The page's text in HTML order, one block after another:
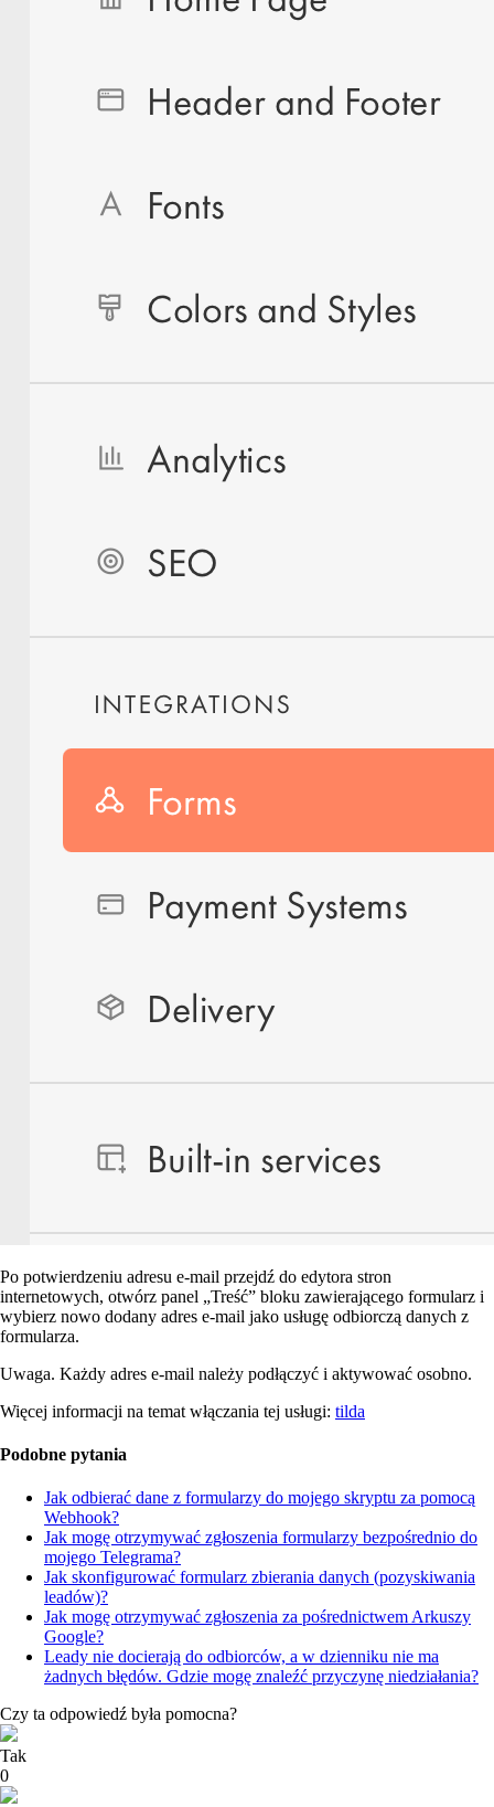
Po potwierdzeniu adresu e-mail przejdź do edytora stron
internetowych, otwórz panel „Treść” bloku zawierającego formularz i
wybierz nowo dodany adres e-mail jako usługę odbiorczą danych z
formularza.
Uwaga. Każdy adres e-mail należy podłączyć i aktywować osobno.
Więcej informacji na temat włączania tej usługi: tilda
Podobne pytania
Jak odbierać dane z formularzy do mojego skryptu za pomocą
Webhook?
Jak mogę otrzymywać zgłoszenia formularzy bezpośrednio do
mojego Telegrama?
Jak skonfigurować formularz zbierania danych (pozyskiwania
leadów)?
Jak mogę otrzymywać zgłoszenia za pośrednictwem Arkuszy
Google?
Leady nie docierają do odbiorców, a w dzienniku nie ma
żadnych błędów. Gdzie mogę znaleźć przyczynę niedziałania?
Czy ta odpowiedź była pomocna?
Tak
0